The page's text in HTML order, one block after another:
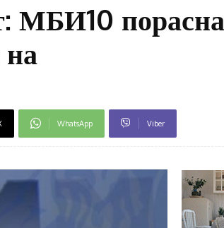
МБИ10 порасна
на
WhatsApp Viber